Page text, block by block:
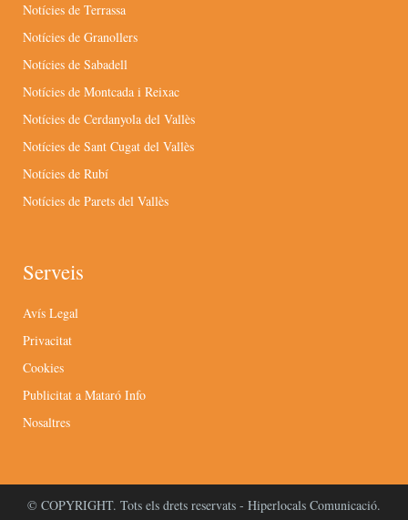
Notícies de Terrassa
Notícies de Granollers
Notícies de Sabadell
Notícies de Montcada i Reixac
Notícies de Cerdanyola del Vallès
Notícies de Sant Cugat del Vallès
Notícies de Rubí
Notícies de Parets del Vallès
Serveis
Avís Legal
Privacitat
Cookies
Publicitat a Mataró Info
Nosaltres
© COPYRIGHT. Tots els drets reservats - Hiperlocals Comunicació.